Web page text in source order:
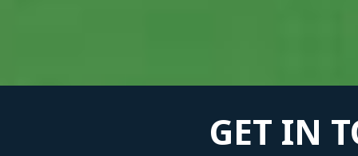
GET IN